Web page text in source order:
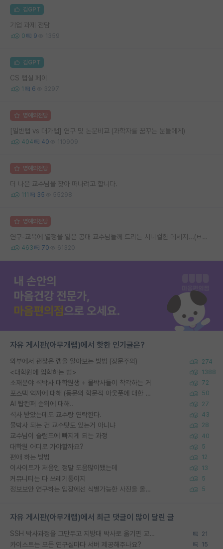
김GPT
기업 과제 전담
0 9 1359
김GPT
CS 랩실 페이
1 6 3297
명예의전당
[일반랩 vs 대가랩] 연구 및 논문비교 (과학자를 꿈꾸는 분들에게)
404 40 110909
명예의전당
더 나은 교수님을 찾아 떠나려고 합니다.
111 35 55298
명예의전당
연구-교육에 열정을 잃은 공대 교수님들께 드리는 시니컬한 메세지...(ㅂㄷㅂㄷ)
463 70 61320
자유 게시판(아무개랩)에서 핫한 인기글은?
외부에서 괜찮은 랩을 알아보는 방법 (장문주의) 274
<대학원에 입학하는 법> 1388
소재분야 석박사 대학원생 + 물박사들이 착각하는 거 72
포스텍 억까에 대해 (동문의 학문적 아웃풋에 대한 반박) 50
AI 탑컨퍼 순위에 대해.. 27
석사 받았는데도 교수랑 연락한다. 43
물박사 되는 건 교수탓도 있는거 아니냐 28
교수님이 슬럼프에 빠지게 되는 과정 40
대학원 어디로 가야할까요? 5
편애 하는 방법 12
이사이트가 처음엔 정말 도움많이됐는데 13
커뮤니티는 다 쓰레기통이지 5
정보보안 연구하는 입장에선 식별가능한 사진을 올리는건 비추이긴함 5
자유 게시판(아무개랩)에서 최근 댓글이 많이 달린 글
SSH 박사과정을 그만두고 지방대 박사로 옮기면 교수의 꿈은 끝일까요? 21
카이스트는 모든 연구실마다 서버 제공해주나요? 15